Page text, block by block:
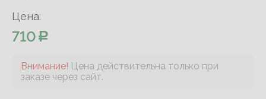
Цена:
710
Внимание! Цена действительна только при
заказе через сайт.